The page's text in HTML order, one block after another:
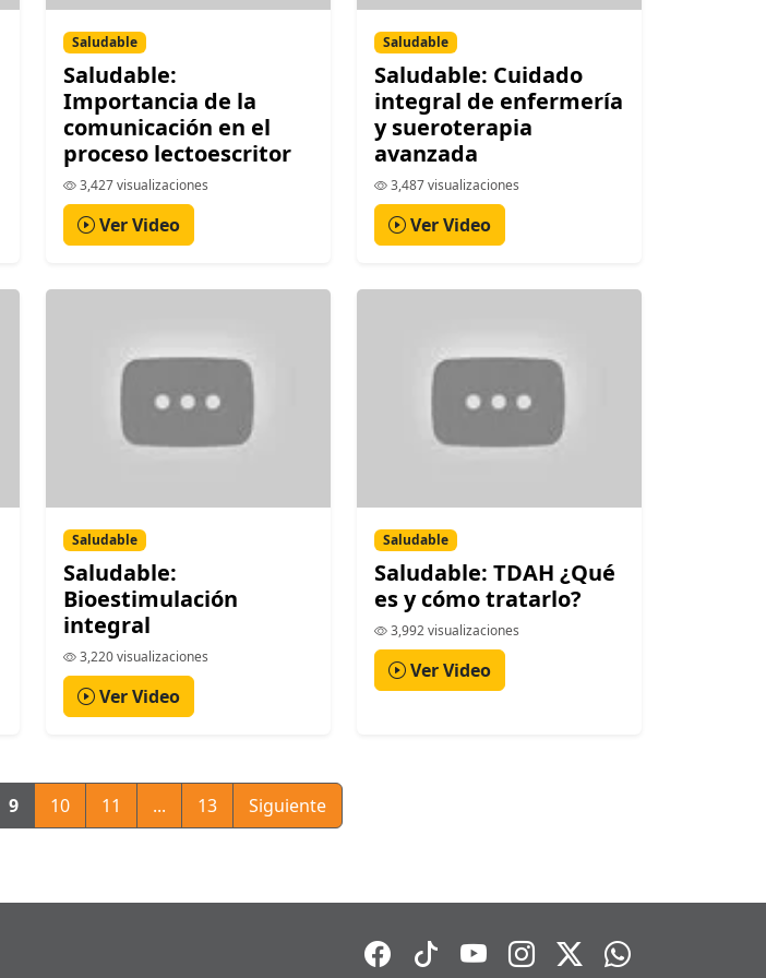
Saludable
Saludable:
Importancia de la
comunicación en el
proceso lectoescritor
3,427 visualizaciones
Ver Video
Saludable
Saludable: Cuidado
integral de enfermería
y sueroterapia
avanzada
3,487 visualizaciones
Ver Video
Saludable
Saludable:
Bioestimulación
integral
3,220 visualizaciones
Ver Video
Saludable
Saludable: TDAH ¿Qué
es y cómo tratarlo?
3,992 visualizaciones
Ver Video
9 10 11 ... 13 Siguiente